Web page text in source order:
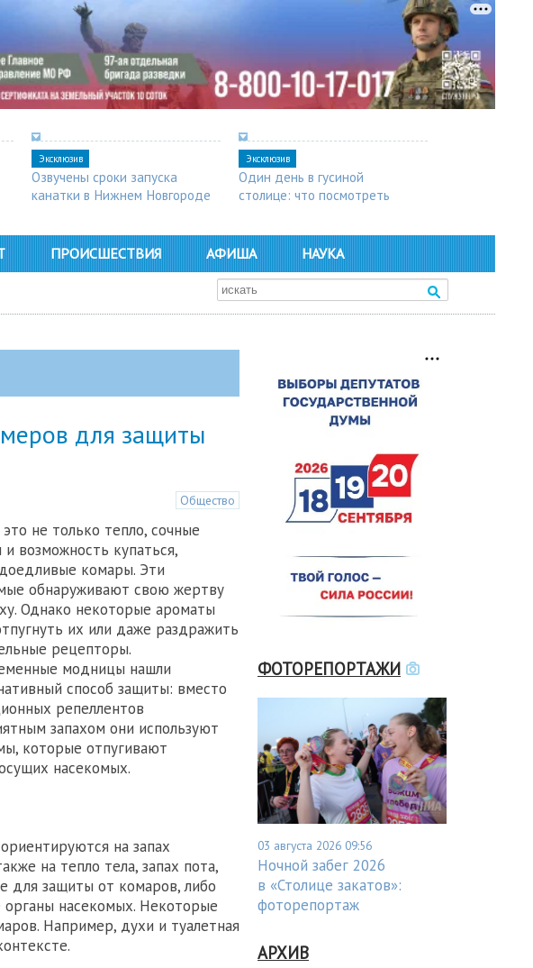
Эксклюзив
Озвучены сроки запуска
канатки в Нижнем Новгороде
Эксклюзив
Один день в гусиной
столице: что посмотреть
ПРОИСШЕСТВИЯ АФИША НАУКА
для защиты
Общество
не только тепло, сочные
возможность купаться,
комары. Эти
обнаруживают свою жертву
Однако некоторые ароматы
их или даже раздражить
рецепторы.
модницы нашли
способ защиты: вместо
репеллентов
запахом они используют
которые отпугивают
насекомых.
на запах
на тепло тела, запах пота,
для защиты от комаров, либо
насекомых. Некоторые
Например, духи и туалетная
ФОТОРЕПОРТАЖИ
03 августа 2026 09:56
Ночной забег 2026
в «Столице закатов»:
фоторепортаж
АРХИВ